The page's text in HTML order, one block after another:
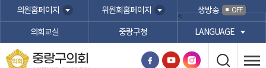
본문바로가기
의원홈페이지 위원회홈페이지 생방송 OFF
의회교실 중랑구청
<
LANGUAGE
중랑구의회